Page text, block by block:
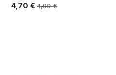
4,70 € 4,90€